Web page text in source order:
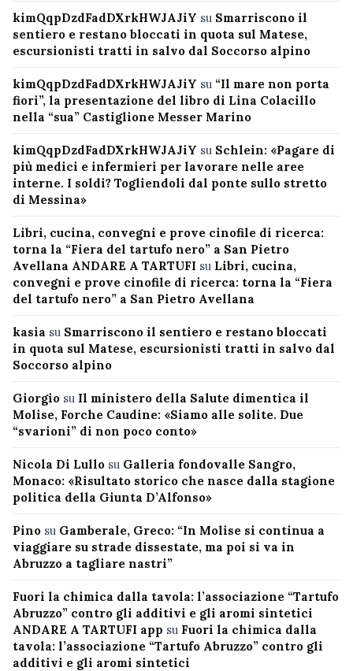
kimQqpDzdFadDXrkHWJAJiY su Smarriscono il
sentiero e restano bloccati in quota sul Matese,
escursionisti tratti in salvo dal Soccorso alpino
kimQqpDzdFadDXrkHWJAJiY su “Il mare non porta
fiori”, la presentazione del libro di Lina Colacillo
nella “sua” Castiglione Messer Marino
kimQqpDzdFadDXrkHWJAJiY su Schlein: «Pagare di
più medici e infermieri per lavorare nelle aree
interne. I soldi? Togliendoli dal ponte sullo stretto
di Messina»
Libri, cucina, convegni e prove cinofile di ricerca:
torna la “Fiera del tartufo nero” a San Pietro
Avellana ANDARE A TARTUFI su Libri, cucina,
convegni e prove cinofile di ricerca: torna la “Fiera
del tartufo nero” a San Pietro Avellana
kasia su Smarriscono il sentiero e restano bloccati
in quota sul Matese, escursionisti tratti in salvo dal
Soccorso alpino
Giorgio su Il ministero della Salute dimentica il
Molise, Forche Caudine: «Siamo alle solite. Due
“svarioni” di non poco conto»
Nicola Di Lullo su Galleria fondovalle Sangro,
Monaco: «Risultato storico che nasce dalla stagione
politica della Giunta D’Alfonso»
Pino su Gamberale, Greco: “In Molise si continua a
viaggiare su strade dissestate, ma poi si va in
Abruzzo a tagliare nastri”
Fuori la chimica dalla tavola: l’associazione “Tartufo
Abruzzo” contro gli additivi e gli aromi sintetici
ANDARE A TARTUFI app su Fuori la chimica dalla
tavola: l’associazione “Tartufo Abruzzo” contro gli
additivi e gli aromi sintetici